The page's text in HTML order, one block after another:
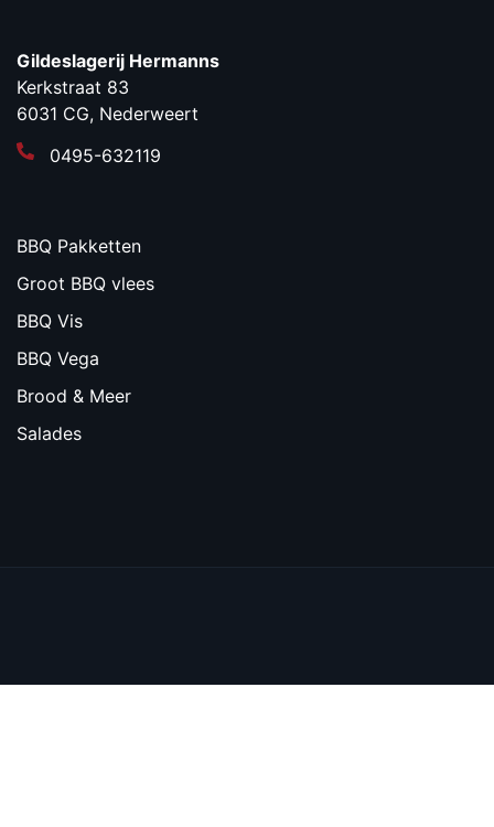
Gildeslagerij Hermanns
Kerkstraat 83
6031 CG, Nederweert
0495-632119
BBQ Pakketten
Groot BBQ vlees
BBQ Vis
BBQ Vega
Brood & Meer
Salades